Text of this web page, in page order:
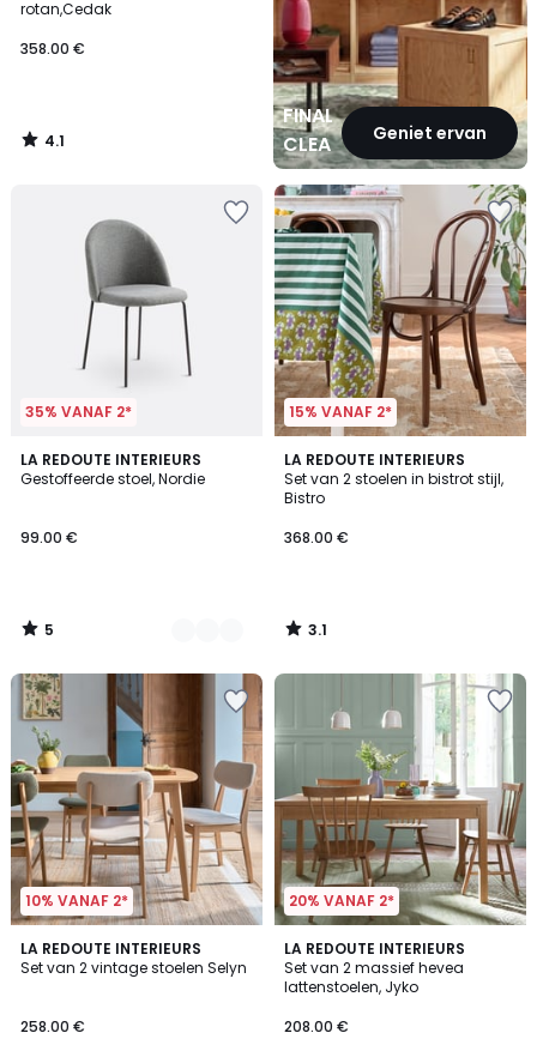
rotan,Cedak
358.00 €
4.1
/
FINAL
CLEARANCEGeniet ervan
35% VANAF 2*
LA REDOUTE INTERIEURS
Gestoffeerde stoel, Nordie
99.00 €
5
/
2
Kleuren
5
/
15% VANAF 2*
LA REDOUTE INTERIEURS
Set van 2 stoelen in bistrot stijl,
Bistro
368.00 €
3.1
/
5
3.1
/
10% VANAF 2*
LA REDOUTE INTERIEURS
Set van 2 vintage stoelen Selyn
258.00 €
3
/
20% VANAF 2*
LA REDOUTE INTERIEURS
Set van 2 massief hevea
lattenstoelen, Jyko
208.00 €
4.4
/ 5
3
Kleuren